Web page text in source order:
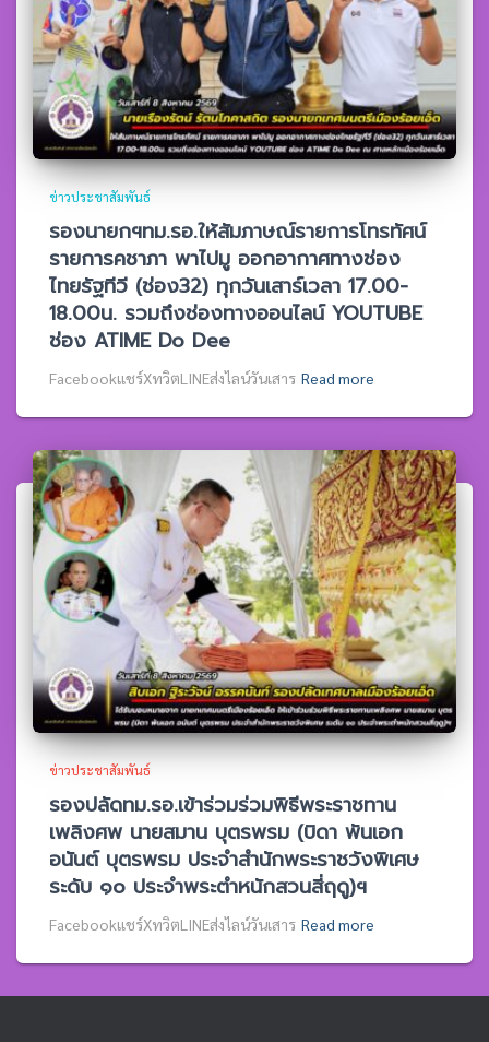
ข่าวประชาสัมพันธ์
รองนายกฯทม.รอ.ให้สัมภาษณ์รายการโทรทัศน์
รายการคชาภา พาไปมู ออกอากาศทางช่อง
ไทยรัฐทีวี (ช่อง32) ทุกวันเสาร์เวลา 17.00-
18.00น. รวมถึงช่องทางออนไลน์ YOUTUBE
ช่อง ATIME Do Dee
Facebookแชร์XทวิตLINEส่งไลน์วันเสาร Read more
ข่าวประชาสัมพันธ์
รองปลัดทม.รอ.เข้าร่วมร่วมพิธีพระราชทาน
เพลิงศพ นายสมาน บุตรพรม (บิดา พันเอก
อนันต์ บุตรพรม ประจำสำนักพระราชวังพิเศษ
ระดับ ๑๐ ประจำพระตำหนักสวนสี่ฤดู)ฯ
Facebookแชร์XทวิตLINEส่งไลน์วันเสาร Read more